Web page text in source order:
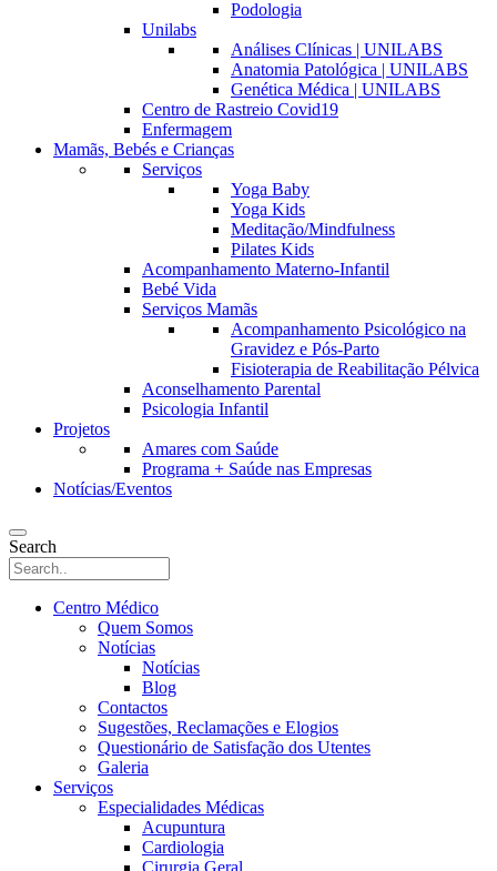
Podologia
Unilabs
Análises Clínicas | UNILABS
Anatomia Patológica | UNILABS
Genética Médica | UNILABS
Centro de Rastreio Covid19
Enfermagem
Mamãs, Bebés e Crianças
Serviços
Yoga Baby
Yoga Kids
Meditação/Mindfulness
Pilates Kids
Acompanhamento Materno-Infantil
Bebé Vida
Serviços Mamãs
Acompanhamento Psicológico na
Gravidez e Pós-Parto
Fisioterapia de Reabilitação Pélvica
Aconselhamento Parental
Psicologia Infantil
Projetos
Amares com Saúde
Programa + Saúde nas Empresas
Notícias/Eventos
Search
Centro Médico
Quem Somos
Notícias
Notícias
Blog
Contactos
Sugestões, Reclamações e Elogios
Questionário de Satisfação dos Utentes
Galeria
Serviços
Especialidades Médicas
Acupuntura
Cardiologia
Cirurgia Geral